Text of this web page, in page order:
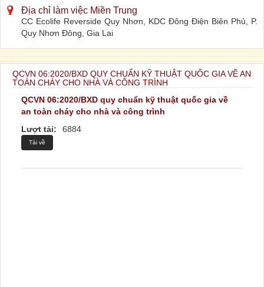
Địa chỉ làm việc Miền Trung
CC Ecolife Reverside Quy Nhơn, KDC Đông Điện Biên Phủ, P.
Quy Nhơn Đông, Gia Lai
QCVN 06:2020/BXD QUY CHUẨN KỸ THUẬT QUỐC GIA VỀ AN
TOÀN CHÁY CHO NHÀ VÀ CÔNG TRÌNH
QCVN 06:2020/BXD quy chuẩn kỹ thuật quốc gia về
an toàn cháy cho nhà và công trình
Lượt tải:
6884
Tải về